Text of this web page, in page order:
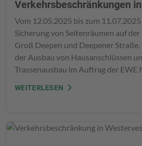
Verkehrsbeschränkungen
Vom 12.05.2025 bis zum
Sicherung von Seitenräumen auf
Groß Deepen und Deepener
der Ausbau von Hausanschlüssen
Trassenausbau im Auftrag der EWE
WEITERLESEN